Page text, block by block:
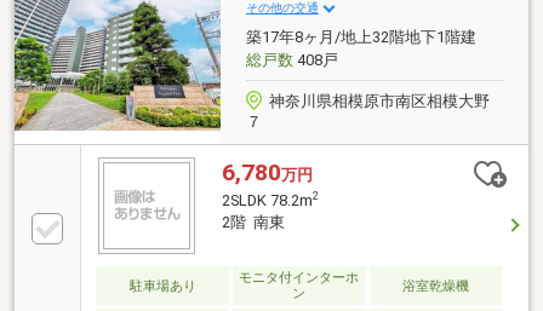
その他の交通
築17年8ヶ月/地上32階地下1階建
総戸数408戸
神奈川県相模原市南区相模大野
７
6,780万円
2SLDK 78.2m2
2階 南東
駐車場あり
モニタ付インターホ
ン
浴室乾燥機